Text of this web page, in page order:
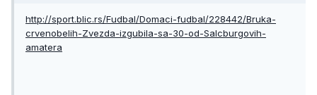
http://sport.blic.rs/Fudbal/Domaci-fudbal/228442/Bruka-
crvenobelih-Zvezda-izgubila-sa-30-od-Salcburgovih-
amatera